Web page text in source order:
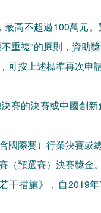
高不超過100萬元
重複”的原則，資助
按上述標準再次申請
賽的決賽或中國創
國際賽）行業決賽或
（預選賽）決賽獎金。
干措施》，自2019